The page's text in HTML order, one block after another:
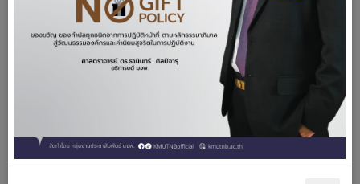
ประกาศจัด
ซื้อจัดจ้าง 2557-2567
คำค้น